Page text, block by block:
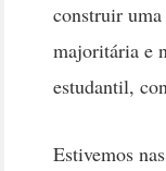
construir
majoritária e
estudantil,
Estivemos